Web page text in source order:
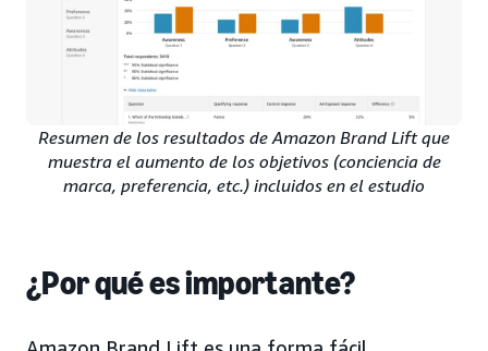
Resumen de los resultados de Amazon Brand Lift que
muestra el aumento de los objetivos (conciencia de
marca, preferencia, etc.) incluidos en el estudio
¿Por qué es importante?